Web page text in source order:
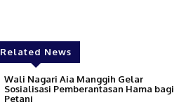
Related News
Wali Nagari Aia Manggih Gelar
Sosialisasi Pemberantasan Hama bagi
Petani